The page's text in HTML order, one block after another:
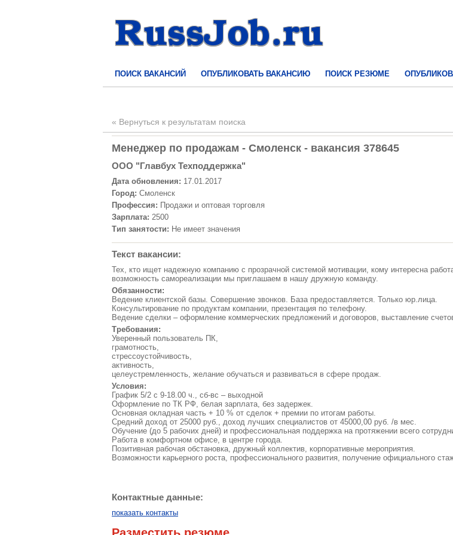
ПОИСК ВАКАНСИЙ ОПУБЛИКОВАТЬ ВАКАНСИЮ ПОИСК РЕЗЮМЕ
« Вернуться к результатам поиска
Менеджер по продажам - Смоленск - вакансия 378645
ООО "Главбух Техподдержка"
Дата обновления: 17.01.2017
Город: Смоленск
Профессия: Продажи и оптовая торговля
Зарплата: 2500
Тип занятости: Не имеет значения
Текст вакансии:
Тех, кто ищет надежную компанию с прозрачной системой мотивации, кому интересна
возможность самореализации мы приглашаем в нашу дружную команду.
Обязанности:
Ведение клиентской базы. Совершение звонков. База предоставляется. Только юр.лица.
Консультирование по продуктам компании, презентация по телефону.
Ведение сделки – оформление коммерческих предложений и договоров, выставление
Требования:
Уверенный пользователь ПК,
грамотность,
стрессоустойчивость,
активность,
целеустремленность, желание обучаться и развиваться в сфере продаж.
Условия:
График 5/2 с 9-18.00 ч., сб-вс – выходной
Оформление по ТК РФ, белая зарплата, без задержек.
Основная окладная часть + 10 % от сделок + премии по итогам работы.
Средний доход от 25000 руб., доход лучших специалистов от 45000,00 руб. /в мес.
Обучение (до 5 рабочих дней) и профессиональная поддержка на протяжении всего
Работа в комфортном офисе, в центре города.
Позитивная рабочая обстановка, дружный коллектив, корпоративные мероприятия.
Возможности карьерного роста, профессионального развития, получение официального
Контактные данные:
показать контакты